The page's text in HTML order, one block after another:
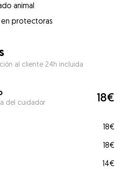
animal
protectoras
al cliente 24h incluida
del cuidador 18€
18€
18€
14€